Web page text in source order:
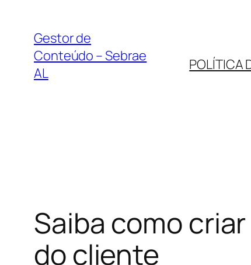
conteúdo
Gestor de
Conteúdo – Sebrae
AL
POLÍTICA
Saiba como
do cliente